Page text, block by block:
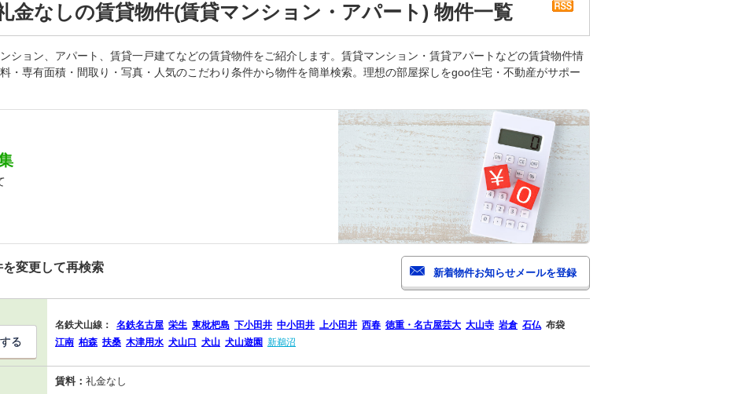
金なしの賃貸物件(賃貸マンション・アパート) 物件一覧
ション、アパート、賃貸一戸建てなどの賃貸物件をご紹介します。賃貸マンション・賃貸アパートなどの賃貸物件情
・専有面積・間取り・写真・人気のこだわり条件から物件を簡単検索。理想の部屋探しをgoo住宅・不動産がサポー
変更して再検索
名鉄犬山線： 名鉄名古屋 栄生 東枇杷島 下小田井 中小田井 上小田井 西春 徳重・名古屋芸大 大山寺 岩倉 石仏 布袋
江南 柏森 扶桑 木津用水 犬山口 犬山 犬山遊園 新鵜沼
る
賃料： 礼金なし